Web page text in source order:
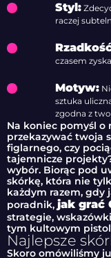
Styl:
raczej
czasem
Motyw:
sztuka
zgodna z
Na koniec pomyśl
przekazywać twoja
figlarnego, czy
tajemnicze
wybór. Biorąc pod
skórkę, która nie
każdym razem, gdy
poradnik, jak grać
strategie,
tym kultowym
Najlepsze
Skoro omówiliśmy